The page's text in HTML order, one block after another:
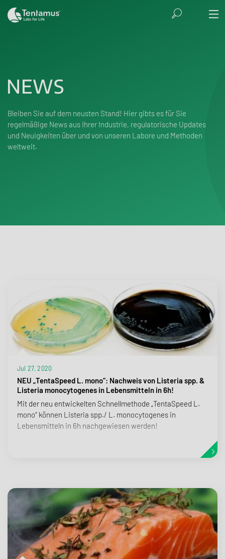
NEWS
Bleiben Sie auf dem neusten Stand! Hier gibts es für Sie
regelmäßige News aus Ihrer Industrie, regulatorische Updates
und Neuigkeiten über und von unseren Labore und Methoden
weltweit.
Jul 27, 2020
NEU „TentaSpeed L. mono“: Nachweis von Listeria spp. &
Listeria monocytogenes in Lebensmitteln in 6h!
Mit der neu entwickelten Schnellmethode „TentaSpeed L.
mono“ können Listeria spp./ L. monocytogenes in
Lebensmitteln in 6h nachgewiesen werden!